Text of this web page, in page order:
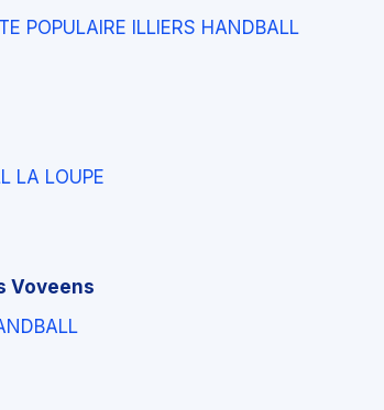
POPULAIRE ILLIERS HANDBALL
LA LOUPE
Voveens